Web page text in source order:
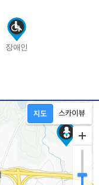
장애인